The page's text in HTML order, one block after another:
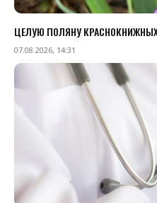
ЦЕЛУЮ ПОЛЯНУ
07.08.2026, 14:31